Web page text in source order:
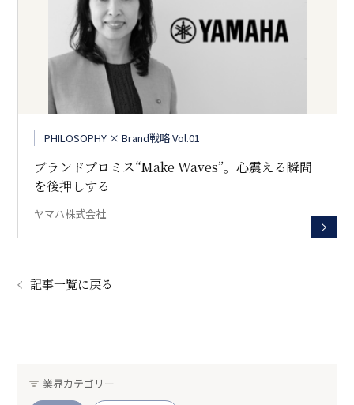
PHILOSOPHY × Brand戦略 Vol.01
ブランドプロミス“Make Waves”。心震える瞬間
を後押しする
ヤマハ株式会社
記事一覧に戻る
業界カテゴリー